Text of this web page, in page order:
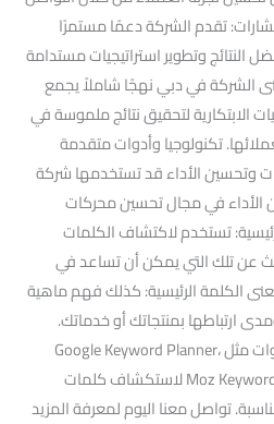
تقدم الشركة دعمًا مستمرًا
النتائج وتطوير استراتيجيات مستدامة
الشركة في دبي نهجًا شاملاً يجمع
الابتكارية لتحقيق نتائج ملموسة في
تكنولوجيا وأدوات متقدمة
وتحسين الأداء قد تستخدمها شركة
الأداء في مجال تحسين محركات
تستخدم لاكتشاف الكلمات
عن تلك التي يمكن أن تساعد في
الكلمة الرئيسية: كذلك فهم ماهية
ارتباطها بمنتجاتك أو خدماتك.
أدوات للبحث: بينما استخدام أدوات مثل Google Keyword Planner،
SEMrush، Ahrefs، وMoz Keyword Explorer لاستكشاف كلمات
تواصل معنا اليوم لمعرفة المزيد